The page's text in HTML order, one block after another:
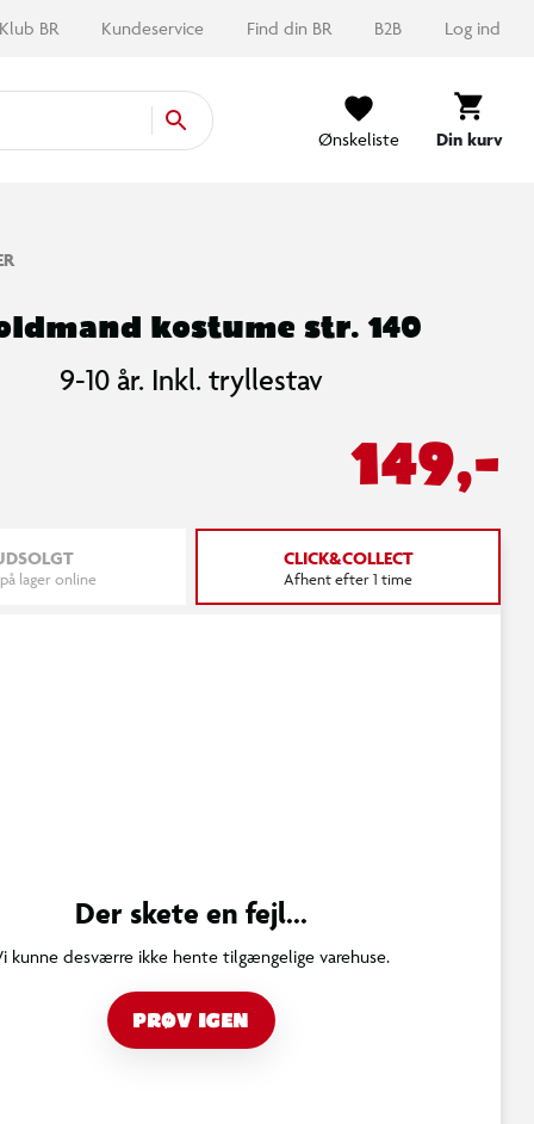
Klub BR Kundeservice Find din BR B2B Log ind
Ønskeliste Din kurv
kostume str. 140
9-10 år. Inkl. tryllestav
149,-
lager online
CLICK&COLLECT
Afhent efter 1 time
Der skete en fejl...
kunne desværre ikke hente tilgængelige varehuse.
PRØV IGEN